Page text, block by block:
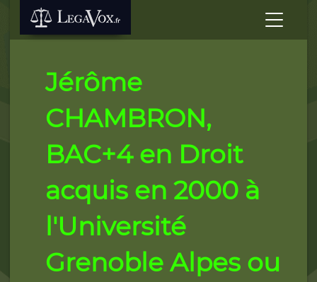
Jérôme
CHAMBRON,
BAC+4 en Droit
acquis en 2000 à
l'Université
Grenoble Alpes ou